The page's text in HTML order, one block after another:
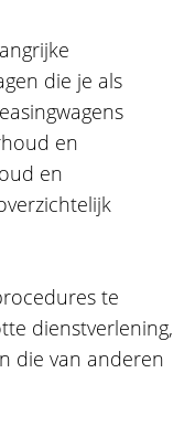
die je als
en
en
te
dienstverlening,
die van anderen